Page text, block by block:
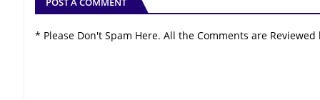
* Please Don't Spam Here. All the Comments are Reviewed